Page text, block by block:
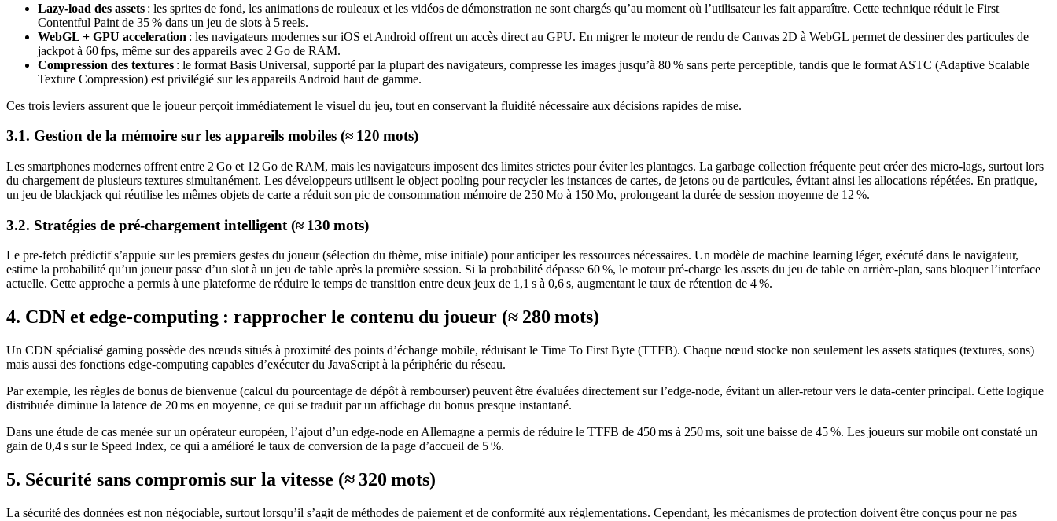
Lazy‑load des assets : les sprites de fond, les animations de rouleaux et les vidéos de démonstration ne sont chargés qu’au moment où l’utilisateur les fait apparaître. Cette technique réduit le First
Contentful Paint de 35 % dans un jeu de slots à 5 reels.
WebGL + GPU acceleration : les navigateurs modernes sur iOS et Android offrent un accès direct au GPU. En migrer le moteur de rendu de Canvas 2D à WebGL permet de dessiner des particules de
jackpot à 60 fps, même sur des appareils avec 2 Go de RAM.
Compression des textures : le format Basis Universal, supporté par la plupart des navigateurs, compresse les images jusqu’à 80 % sans perte perceptible, tandis que le format ASTC (Adaptive Scalable
Texture Compression) est privilégié sur les appareils Android haut de gamme.
Ces trois leviers assurent que le joueur perçoit immédiatement le visuel du jeu, tout en conservant la fluidité nécessaire aux décisions rapides de mise.
3.1. Gestion de la mémoire sur les appareils mobiles (≈ 120 mots)
Les smartphones modernes offrent entre 2 Go et 12 Go de RAM, mais les navigateurs imposent des limites strictes pour éviter les plantages. La garbage collection fréquente peut créer des micro‑lags, surtout lors
du chargement de plusieurs textures simultanément. Les développeurs utilisent le object pooling pour recycler les instances de cartes, de jetons ou de particules, évitant ainsi les allocations répétées. En pratique,
un jeu de blackjack qui réutilise les mêmes objets de carte a réduit son pic de consommation mémoire de 250 Mo à 150 Mo, prolongeant la durée de session moyenne de 12 %.
3.2. Stratégies de pré‑chargement intelligent (≈ 130 mots)
Le pre‑fetch prédictif s’appuie sur les premiers gestes du joueur (sélection du thème, mise initiale) pour anticiper les ressources nécessaires. Un modèle de machine learning léger, exécuté dans le navigateur,
estime la probabilité qu’un joueur passe d’un slot à un jeu de table après la première session. Si la probabilité dépasse 60 %, le moteur pré‑charge les assets du jeu de table en arrière‑plan, sans bloquer l’interface
actuelle. Cette approche a permis à une plateforme de réduire le temps de transition entre deux jeux de 1,1 s à 0,6 s, augmentant le taux de rétention de 4 %.
4. CDN et edge‑computing : rapprocher le contenu du joueur (≈ 280 mots)
Un CDN spécialisé gaming possède des nœuds situés à proximité des points d’échange mobile, réduisant le Time To First Byte (TTFB). Chaque nœud stocke non seulement les assets statiques (textures, sons)
mais aussi des fonctions edge‑computing capables d’exécuter du JavaScript à la périphérie du réseau.
Par exemple, les règles de bonus de bienvenue (calcul du pourcentage de dépôt à rembourser) peuvent être évaluées directement sur l’edge‑node, évitant un aller‑retour vers le data‑center principal. Cette logique
distribuée diminue la latence de 20 ms en moyenne, ce qui se traduit par un affichage du bonus presque instantané.
Dans une étude de cas menée sur un opérateur européen, l’ajout d’un edge‑node en Allemagne a permis de réduire le TTFB de 450 ms à 250 ms, soit une baisse de 45 %. Les joueurs sur mobile ont constaté un
gain de 0,4 s sur le Speed Index, ce qui a amélioré le taux de conversion de la page d’accueil de 5 %.
5. Sécurité sans compromis sur la vitesse (≈ 320 mots)
La sécurité des données est non négociable, surtout lorsqu’il s’agit de méthodes de paiement et de conformité aux réglementations. Cependant, les mécanismes de protection doivent être conçus pour ne pas